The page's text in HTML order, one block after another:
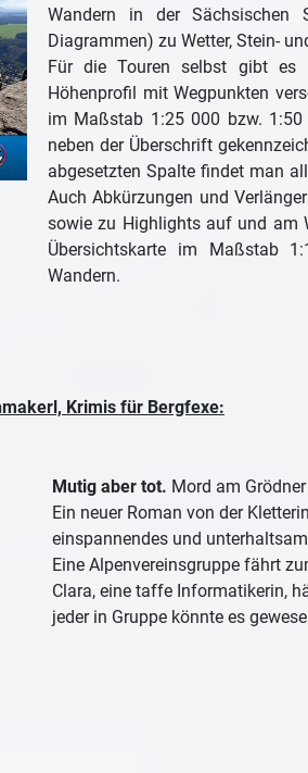
Wandern in der Sächsischen
Diagrammen) zu Wetter, Stein-
Für die Touren selbst gibt es
Höhenprofil mit Wegpunkten
im Maßstab 1:25 000 bzw.
neben der Überschrift
abgesetzten Spalte findet man
Auch Abkürzungen und
sowie zu Highlights auf und am
Übersichtskarte im Maßstab
Wandern.
Krimis für Bergfexe:
Mutig aber tot. Mord am
Ein neuer Roman von der
einspannendes und
Eine Alpenvereinsgruppe fährt
Clara, eine taffe Informatikerin,
jeder in Gruppe könnte es